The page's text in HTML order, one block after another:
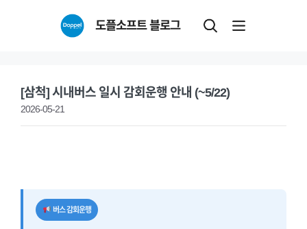
도플소프트 블로그
[삼척] 시내버스 일시 감회운행 안내 (~5/22)
2026-05-21
버스 감회운행